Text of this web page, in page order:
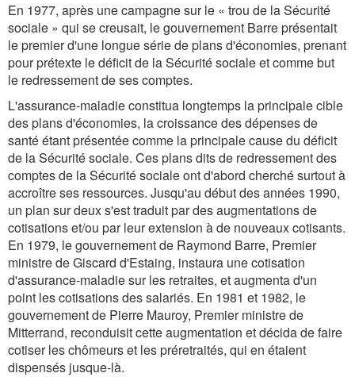
En 1977, après une campagne sur le « trou de la Sécurité
sociale » qui se creusait, le gouvernement Barre présentait
le premier d'une longue série de plans d'économies, prenant
pour prétexte le déficit de la Sécurité sociale et comme but
le redressement de ses comptes.
L'assurance-maladie constitua longtemps la principale cible
des plans d'économies, la croissance des dépenses de
santé étant présentée comme la principale cause du déficit
de la Sécurité sociale. Ces plans dits de redressement des
comptes de la Sécurité sociale ont d'abord cherché surtout à
accroître ses ressources. Jusqu'au début des années 1990,
un plan sur deux s'est traduit par des augmentations de
cotisations et/ou par leur extension à de nouveaux cotisants.
En 1979, le gouvernement de Raymond Barre, Premier
ministre de Giscard d'Estaing, instaura une cotisation
d'assurance-maladie sur les retraites, et augmenta d'un
point les cotisations des salariés. En 1981 et 1982, le
gouvernement de Pierre Mauroy, Premier ministre de
Mitterrand, reconduisit cette augmentation et décida de faire
cotiser les chômeurs et les préretraités, qui en étaient
dispensés jusque-là.